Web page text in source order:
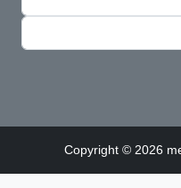
Copyright © 2026